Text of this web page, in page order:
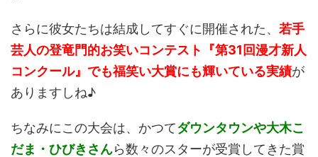
さらに彼女たちは結成してすぐに開催された、 若手
芸人の登竜門的お笑いコンテスト
『第31回漫才新人
コンクール』でも福笑い大賞にも輝いている実績が
ありますしね♪
ちなみにこの大会は、かつてダウンタウンや大木こ
だま・ひびきさんら数々のスターが受賞してきた賞